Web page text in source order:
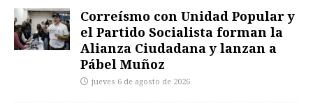
Correísmo con Unidad Popular y
el Partido Socialista forman la
Alianza Ciudadana y lanzan a
Pábel Muñoz
jueves 6 de agosto de 2026